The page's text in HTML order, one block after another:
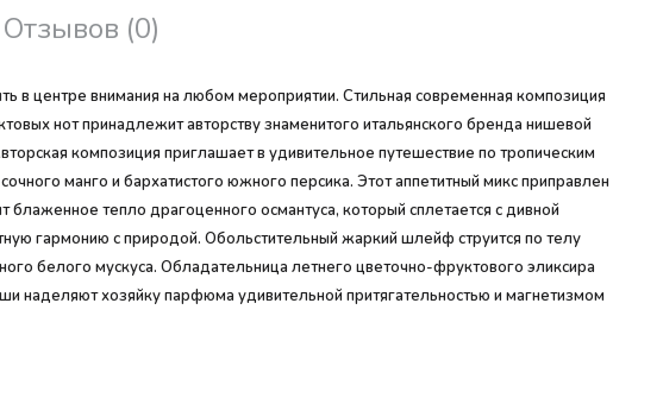
Отзывов (0)
в центре внимания на любом мероприятии. Стильная современная композиция
нот принадлежит авторству знаменитого итальянского бренда нишевой
композиция приглашает в удивительное путешествие по тропическим
манго и бархатистого южного персика. Этот аппетитный микс приправлен
тепло драгоценного османтуса, который сплетается с дивной
гармонию с природой. Обольстительный жаркий шлейф струится по телу
белого мускуса. Обладательница летнего цветочно-фруктового эликсира
наделяют хозяйку парфюма удивительной притягательностью и магнетизмом